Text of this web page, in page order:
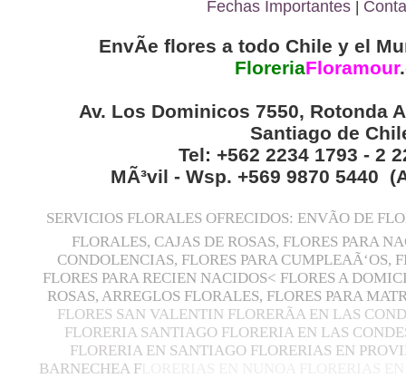
Fechas Importantes |
EnvÃ­e flores a todo Chile y el
FloreriaFloramour.
Av. Los Dominicos 7550, Rotonda
Santiago de
Tel: +562 2234 1793 - 2
MÃ³vil - Wsp. +569 9870 5440
SERVICIOS FLORALES OFRECIDOS: ENVÃO DE
FLORALES, CAJAS DE ROSAS, FLORES PARA
CONDOLENCIAS, FLORES PARA CUMPLEAÃ‘OS,
FLORES PARA RECIEN NACIDOS< FLORES A
ROSAS, ARREGLOS FLORALES, FLORES PARA
FLORES SAN VALENTIN FLORERÃ­A EN LAS
FLORERIA SANTIAGO FLORERIA EN LAS
FLORERIA EN SANTIAGO FLORERIAS EN
BARNECHEA F